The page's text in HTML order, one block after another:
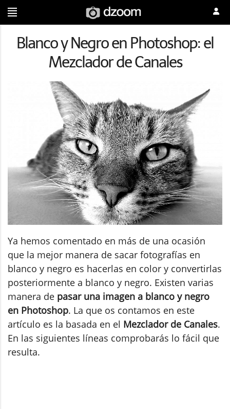
Blanco y Negro en Photoshop: el
Mezclador de Canales
Ya hemos comentado en más de una ocasión
que la mejor manera de sacar fotografías en
blanco y negro es hacerlas en color y convertirlas
posteriormente a blanco y negro. Existen varias
manera de pasar una imagen a blanco y negro
en Photoshop. La que os contamos en este
artículo es la basada en el Mezclador de Canales.
En las siguientes líneas comprobarás lo fácil que
resulta.